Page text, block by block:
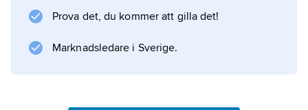
Prova det, du kommer att gilla det!
Marknadsledare i Sverige.